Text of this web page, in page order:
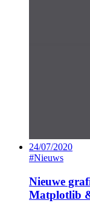
24/07/2020
#Nieuws
Nieuwe
Matplotlib